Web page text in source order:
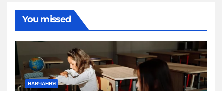
You missed
НАВЧАННЯ